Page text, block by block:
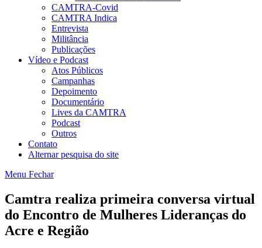
CAMTRA-Covid
CAMTRA Indica
Entrevista
Militância
Publicações
Vídeo e Podcast
Atos Públicos
Campanhas
Depoimento
Documentário
Lives da CAMTRA
Podcast
Outros
Contato
Alternar pesquisa do site
Menu Fechar
Camtra realiza primeira conversa virtual
do Encontro de Mulheres Lideranças do
Acre e Região